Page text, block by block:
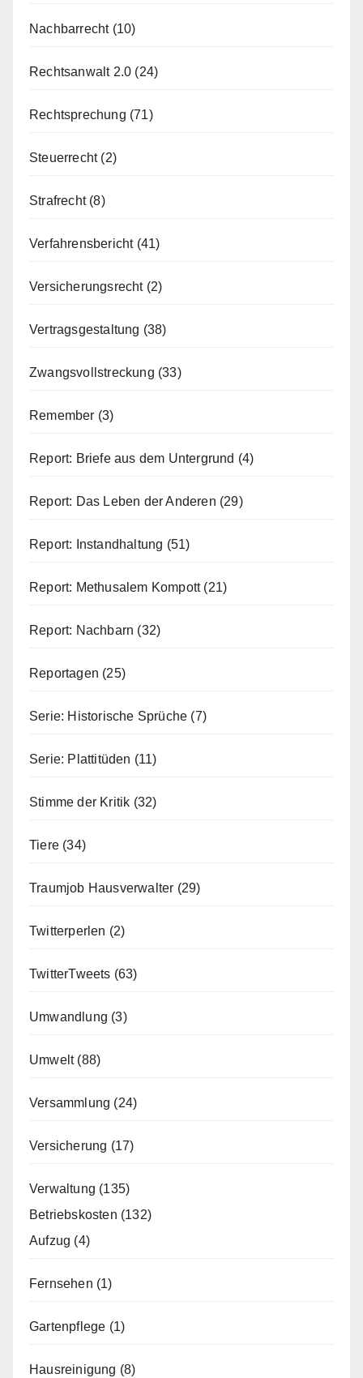
Nachbarrecht(10)
Rechtsanwalt 2.0 (24)
Rechtsprechung (71)
Steuerrecht(2)
Strafrecht(8)
Verfahrensbericht(41)
Versicherungsrecht(2)
Vertragsgestaltung (38)
Zwangsvollstreckung (33)
Remember (3)
Report: Briefe aus dem Untergrund (4)
Report: Das Leben der Anderen (29)
Report: Instandhaltung (51)
Report: Methusalem Kompott(21)
Report: Nachbarn (32)
Reportagen (25)
Serie: Historische Sprüche (7)
Serie: Plattitüden (11)
Stimme der Kritik (32)
Tiere (34)
Traumjob Hausverwalter (29)
Twitterperlen (2)
TwitterTweets (63)
Umwandlung (3)
Umwelt(88)
Versammlung (24)
Versicherung (17)
Verwaltung (135)
Betriebskosten (132)
Aufzug (4)
Fernsehen (1)
Gartenpflege (1)
Hausreinigung (8)